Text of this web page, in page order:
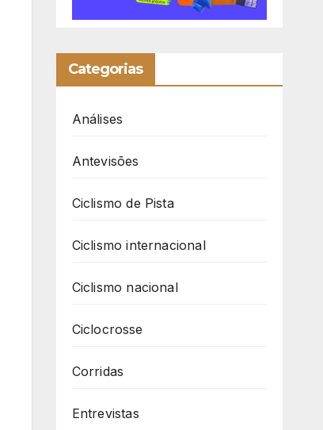
Categorias
Análises
Antevisões
Ciclismo de Pista
Ciclismo internacional
Ciclismo nacional
Ciclocrosse
Corridas
Entrevistas